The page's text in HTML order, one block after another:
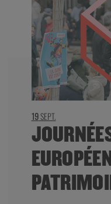
19SEPT.